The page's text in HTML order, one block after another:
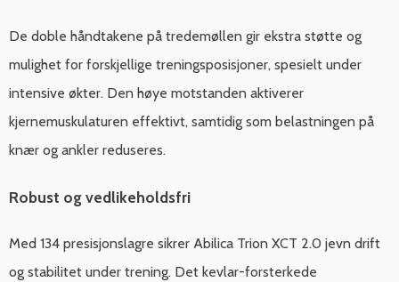
De doble håndtakene på tredemøllen gir ekstra støtte og
mulighet for forskjellige treningsposisjoner, spesielt under
intensive økter. Den høye motstanden aktiverer
kjernemuskulaturen effektivt, samtidig som belastningen på
knær og ankler reduseres.
Robust og vedlikeholdsfri
Med 134 presisjonslagre sikrer Abilica Trion XCT 2.0 jevn drift
og stabilitet under trening. Det kevlar-forsterkede